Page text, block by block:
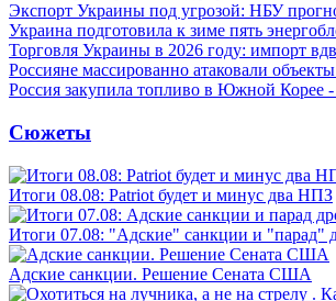
Экспорт Украины под угрозой: НБУ
Украина подготовила к зиме пять
Торговля Украины в 2026 году: импорт
Россияне массированно атаковали
Россия закупила топливо в Южной
Сюжеты
Итоги 08.08: Patriot будет и минус два НПЗ
Итоги 07.08: "Адские" санкции и "парад"
Адские санкции. Решение Сената США